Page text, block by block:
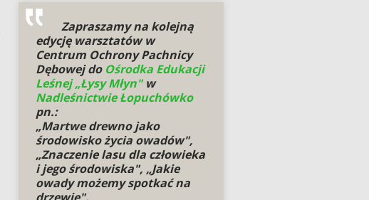
Zapraszamy na kolejną
edycję warsztatów w
Centrum Ochrony Pachnicy
Dębowej do Ośrodka Edukacji
Leśnej „Łysy Młyn"w
Nadleśnictwie Łopuchówko
pn.:
„Martwe drewno jako
środowisko życia owadów",
„Znaczenie lasu dla człowieka
i jego środowiska", „Jakie
owady możemy spotkać na